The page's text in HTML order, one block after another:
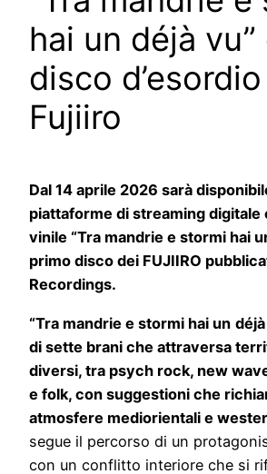
hai un déjà vu”
disco
Fujiiro
Dal 14 aprile 2026 sarà
piattaforme di streaming digitale
vinile “Tra mandrie e stormi hai
primo disco dei FUJIIRO
Recordings.
“Tra mandrie e stormi hai un
di sette brani che attraversa
diversi, tra psych rock, new
e folk, con suggestioni che
atmosfere mediorientali e
segue il percorso di un
con un conflitto interiore che si